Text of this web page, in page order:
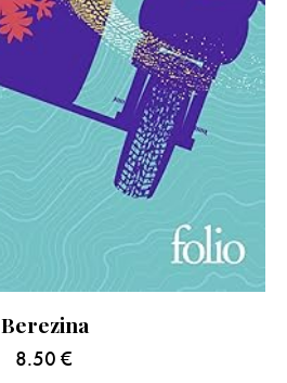
Berezina
8.50 €